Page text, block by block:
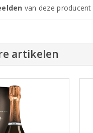
van deze producent
artikelen